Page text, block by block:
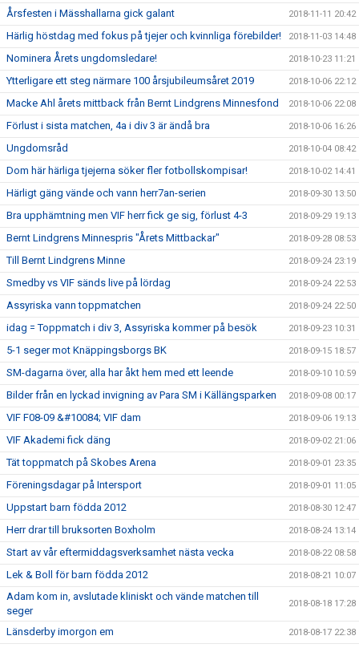
Årsfesten i Mässhallarna gick galant 2018-11-11 20:42
Härlig höstdag med fokus på tjejer och kvinnliga förebilder! 2018-11-03 14:48
Nominera Årets ungdomsledare! 2018-10-23 11:21
Ytterligare ett steg närmare 100 årsjubileumsåret 2019 2018-10-06 22:12
Macke Ahl årets mittback från Bernt Lindgrens Minnesfond 2018-10-06 22:08
Förlust i sista matchen, 4a i div 3 är ändå bra 2018-10-06 16:26
Ungdomsråd 2018-10-04 08:42
Dom här härliga tjejerna söker fler fotbollskompisar! 2018-10-02 14:41
Härligt gäng vände och vann herr7an-serien 2018-09-30 13:50
Bra upphämtning men VIF herr fick ge sig, förlust 4-3 2018-09-29 19:13
Bernt Lindgrens Minnespris "Årets Mittbackar" 2018-09-28 08:53
Till Bernt Lindgrens Minne 2018-09-24 23:19
Smedby vs VIF sänds live på lördag 2018-09-24 22:53
Assyriska vann toppmatchen 2018-09-24 22:50
idag = Toppmatch i div 3, Assyriska kommer på besök 2018-09-23 10:31
5-1 seger mot Knäppingsborgs BK 2018-09-15 18:57
SM-dagarna över, alla har åkt hem med ett leende 2018-09-10 10:59
Bilder från en lyckad invigning av Para SM i Källängsparken 2018-09-08 00:17
VIF F08-09 &#10084; VIF dam 2018-09-06 19:13
VIF Akademi fick däng 2018-09-02 21:06
Tät toppmatch på Skobes Arena 2018-09-01 23:35
Föreningsdagar på Intersport 2018-09-01 11:05
Uppstart barn födda 2012 2018-08-30 12:47
Herr drar till bruksorten Boxholm 2018-08-24 13:14
Start av vår eftermiddagsverksamhet nästa vecka 2018-08-22 08:58
Lek & Boll för barn födda 2012 2018-08-21 10:07
Adam kom in, avslutade kliniskt och vände matchen till
seger
2018-08-18 17:28
Länsderby imorgon em 2018-08-17 22:38